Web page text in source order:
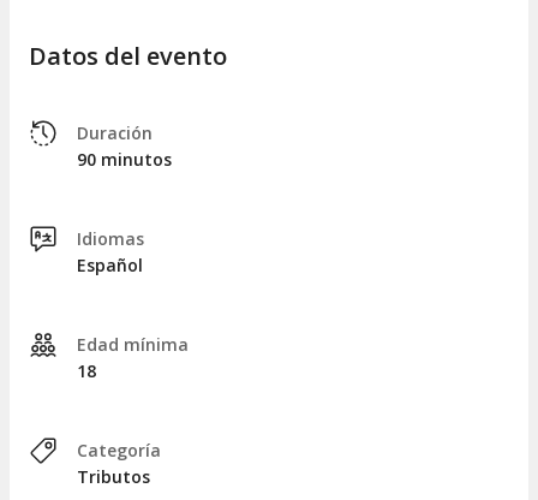
Datos del evento
Duración
90 minutos
Idiomas
Español
Edad mínima
18
Categoría
Tributos